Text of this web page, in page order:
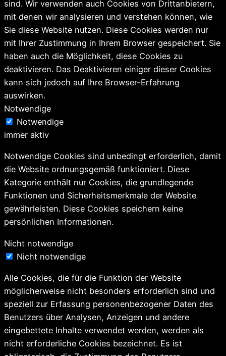
sind. Wir verwenden auch Cookies von Drittanbietern,
mit denen wir analysieren und verstehen können, wie
Sie diese Website nutzen. Diese Cookies werden nur
mit Ihrer Zustimmung in Ihrem Browser gespeichert. Sie
haben auch die Möglichkeit, diese Cookies zu
deaktivieren. Das Deaktivieren einiger dieser Cookies
kann sich jedoch auf Ihre Browser-Erfahrung
auswirken.
Notwendige
Notwendige
immer aktiv
Notwendige Cookies sind unbedingt erforderlich, damit
die Website ordnungsgemäß funktioniert. Diese
Kategorie enthält nur Cookies, die grundlegende
Funktionen und Sicherheitsmerkmale der Website
gewährleisten. Diese Cookies speichern keine
persönlichen Informationen.
Nicht notwendige
Nicht notwendige
Alle Cookies, die für die Funktion der Website
möglicherweise nicht besonders erforderlich sind und
speziell zur Erfassung personenbezogener Daten des
Benutzers über Analysen, Anzeigen und andere
eingebettete Inhalte verwendet werden, werden als
nicht erforderliche Cookies bezeichnet. Es ist